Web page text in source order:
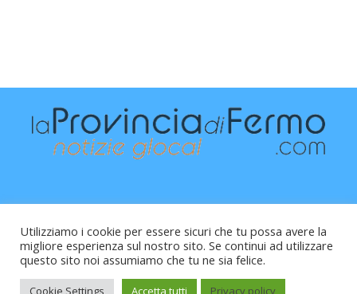
Raffaele Vitali - via Leopardi 10 - 61121 Pesaro (PU) -
Cod.Fisc VTLRFL77B02L500Y - Testata giornalistica, aut.
Utilizziamo i cookie per essere sicuri che tu possa avere la
migliore esperienza sul nostro sito. Se continui ad utilizzare
questo sito noi assumiamo che tu ne sia felice.
Cookie Settings Accetta tutti Privacy policy